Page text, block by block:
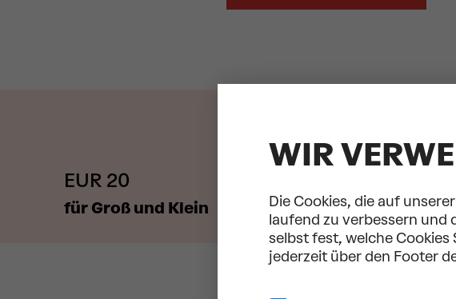
WIR
Die Cookies, die auf
laufend zu verbessern und
selbst fest, welche Cookies
jederzeit über den Footer
EUR 20
für Groß und Klein